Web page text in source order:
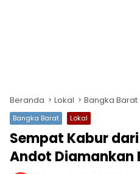
Beranda Lokal Bangka Barat
Bangka Barat Lokal
Sempat Kabur
Andot Diamankan